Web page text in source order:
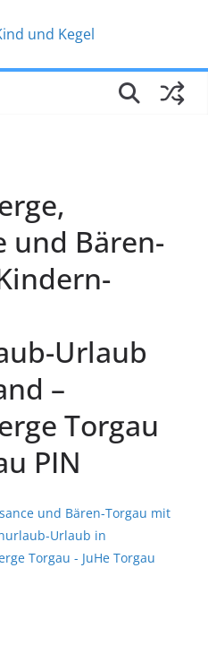
und Bären-
Urlaub
–
Torgau
PIN